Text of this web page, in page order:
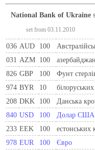
National Bank of Ukraine
set from 03.11.2010
036 AUD 100
031 AZM 100
826 GBP 100 Фунт
974 BYR 10
208 DKK 100 Данська
840 USD 100 Долар США
233 EEK 100 естонських
978 EUR 100 Євро